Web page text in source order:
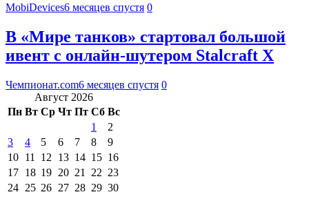
MobiDevices6 месяцев спустя 0
В «Мире танков» стартовал большой
ивент с онлайн-шутером Stalcraft X
Чемпионат.com6 месяцев спустя 0
Август 2026
Пн Вт Ср Чт Пт Сб Вс
1
2
3
4 5 6 7 8
9
10 11 12 13 14 15 16
17 18 19 20 21 22 23
24 25 26 27 28 29 30